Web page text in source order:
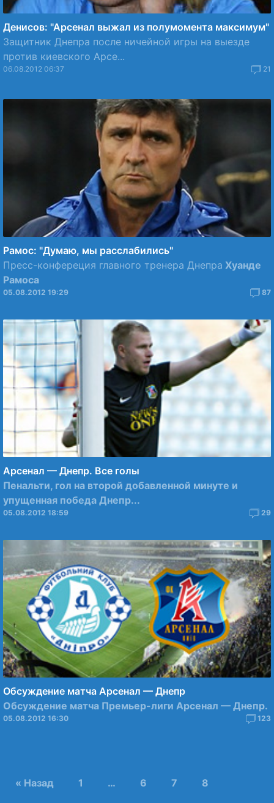
Денисов: "Арсенал выжал из полумомента максимум"
Защитник Днепра после ничейной игры на выезде
против киевского Арсе...
06.08.2012 06:37 21
Рамос: "Думаю, мы расслабились"
Пресс-конфереция главного тренера Днепра Хуанде
Рамоса
05.08.2012 19:29 87
Арсенал — Днепр. Все голы
Пенальти, гол на второй добавленной минуте и
упущенная победа Днепр...
05.08.2012 18:59 29
Обсуждение матча Арсенал — Днепр
Обсуждение матча Премьер-лиги Арсенал — Днепр.
05.08.2012 16:30 123
« Назад 1 … 6 7 8